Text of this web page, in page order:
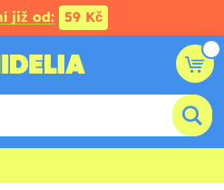
již od: 59 Kč